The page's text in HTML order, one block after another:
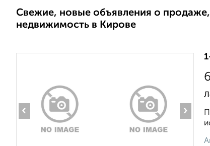
Свежие, новые объявления о
недвижимость в Кирове
‹ ›